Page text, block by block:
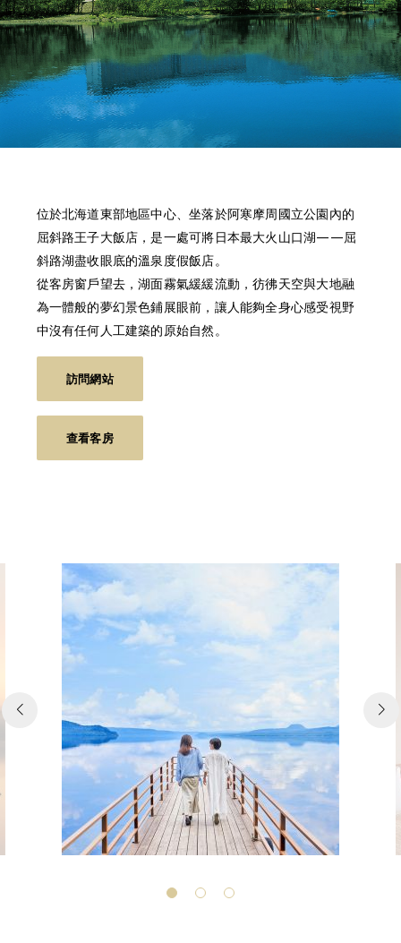
位於北海道東部地區中心、坐落於阿寒摩周國立公園內的
屈斜路王子大飯店，是一處可將日本最大火山口湖——屈
斜路湖盡收眼底的溫泉度假飯店。
從客房窗戶望去，湖面霧氣緩緩流動，彷彿天空與大地融
為一體般的夢幻景色鋪展眼前，讓人能夠全身心感受視野
中沒有任何人工建築的原始自然。
訪問網站
查看客房